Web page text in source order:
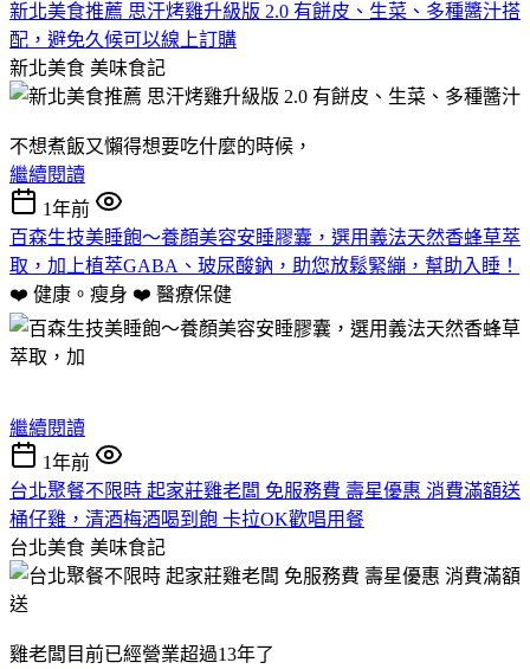
新北美食推薦 思汗烤雞升級版 2.0 有餅皮、生菜、多種醬汁搭
配，避免久候可以線上訂購
新北美食 美味食記
不想煮飯又懶得想要吃什麼的時候，
繼續閱讀
1年前
百森生技美睡飽～養顏美容安睡膠囊，選用義法天然香蜂草萃
取，加上植萃GABA、玻尿酸鈉，助您放鬆緊繃，幫助入睡！
❤️ 健康。瘦身 ❤️ 醫療保健
繼續閱讀
1年前
台北聚餐不限時 起家莊雞老闆 免服務費 壽星優惠 消費滿額送
桶仔雞，清酒梅酒喝到飽 卡拉OK歡唱用餐
台北美食 美味食記
雞老闆目前已經營業超過13年了